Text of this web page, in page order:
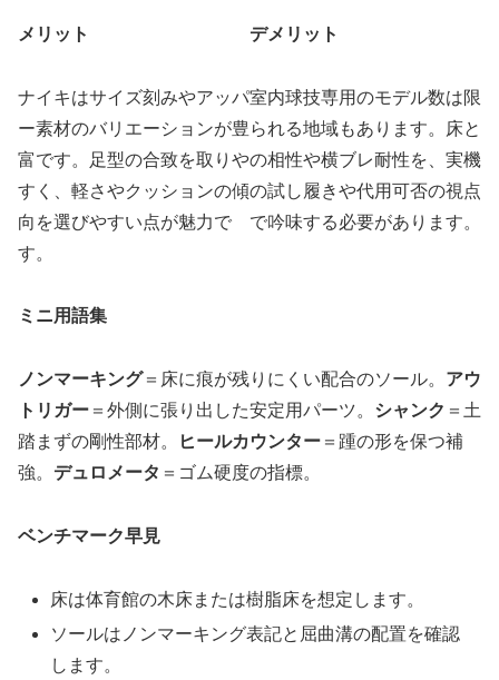
メリット
ナイキはサイズ刻みやアッパ
ー素材のバリエーションが豊
富です。足型の合致を取りや
すく、軽さやクッションの傾
向を選びやすい点が魅力で
す。
デメリット
室内球技専用のモデル数は限
られる地域もあります。床と
の相性や横ブレ耐性を、実機
の試し履きや代用可否の視点
で吟味する必要があります。
ミニ用語集
ノンマーキング＝床に痕が残りにくい配合のソール。 アウ
トリガー ＝外側に張り出した安定用パーツ。 シャンク ＝土
踏まずの剛性部材。
ヒールカウンター ＝踵の形を保つ補
強。 デュロメータ ＝ゴム硬度の指標。
ベンチマーク早見
床は体育館の木床または樹脂床を想定します。
ソールはノンマーキング表記と屈曲溝の配置を確認
します。